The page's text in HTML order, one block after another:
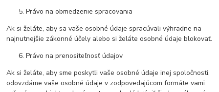
Právo na obmedzenie spracovania
Ak si želáte, aby sa vaše osobné údaje spracúvali výhradne na
najnutnejšie zákonné účely alebo si želáte osobné údaje blokovať.
Právo na prenositeľnosť údajov
Ak si želáte, aby sme poskytli vaše osobné údaje inej spoločnosti,
odovzdáme vaše osobné údaje v zodpovedajúcom formáte vami